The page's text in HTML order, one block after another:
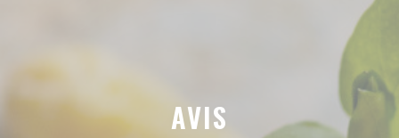
AVIS